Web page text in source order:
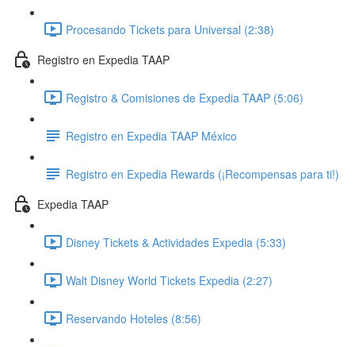
Procesando Tickets para Universal (2:38)
Registro en Expedia TAAP
Registro & Comisiones de Expedia TAAP (5:06)
Registro en Expedia TAAP México
Registro en Expedia Rewards (¡Recompensas para ti!)
Expedia TAAP
Disney Tickets & Actividades Expedia (5:33)
Walt Disney World Tickets Expedia (2:27)
Reservando Hoteles (8:56)